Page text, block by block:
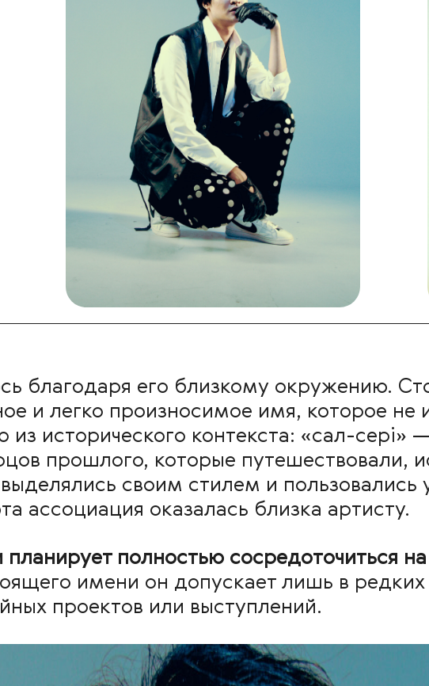
благодаря его близкому окружению.
и легко произносимое имя, которое не
из исторического контекста: «сал-серi»
прошлого, которые путешествовали,
своим стилем и пользовались
ассоциация оказалась близка артисту.
полностью сосредоточиться
имени он допускает лишь в
проектов или выступлений.